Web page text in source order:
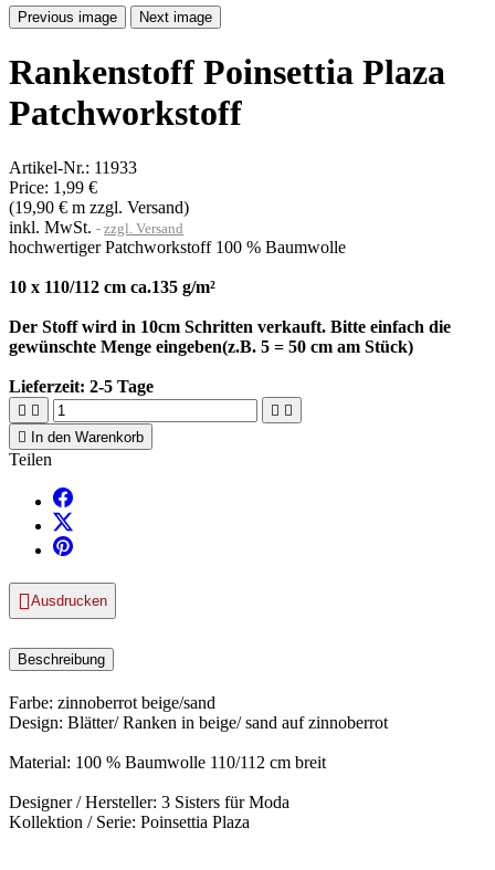
Previous image Next image
Rankenstoff Poinsettia Plaza
Patchworkstoff
Artikel-Nr.: 11933
Price: 1,99 €
(19,90 € m zzgl. Versand)
inkl. MwSt.
zzgl. Versand
hochwertiger Patchworkstoff 100 % Baumwolle
10 x 110/112 cm ca.135 g/m²
Der Stoff wird in 10cm Schritten verkauft. Bitte einfach die
gewünschte Menge eingeben(z.B. 5 = 50 cm am Stück)
Lieferzeit: 2-5 Tage
   

In den Warenkorb
Teilen
Ausdrucken
Beschreibung
Farbe: zinnoberrot beige/sand
Design: Blätter/ Ranken in beige/ sand auf zinnoberrot
Material: 100 % Baumwolle 110/112 cm breit
Designer / Hersteller: 3 Sisters für Moda
Kollektion / Serie: Poinsettia Plaza